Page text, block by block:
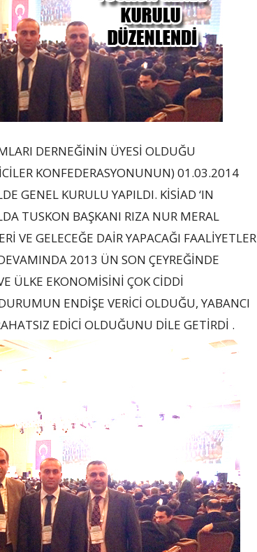
DERNEĞİNİN ÜYESİ OLDUĞU
KONFEDERASYONUNUN) 01.03.2014
GENEL KURULU YAPILDI. KİSİAD ‘IN
TUSKON BAŞKANI RIZA NUR MERAL
VE GELECEĞE DAİR YAPACAĞI FAALİYETLER
2013 ÜN SON ÇEYREĞİNDE
ÜLKE EKONOMİSİNİ ÇOK CİDDİ
ENDİŞE VERİCİ OLDUĞU, YABANCI
EDİCİ OLDUĞUNU DİLE GETİRDİ .